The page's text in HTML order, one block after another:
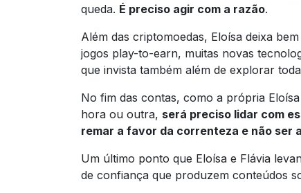
queda. É preciso agir com a razão.
Além das criptomoedas, Eloísa deixa
jogos play-to-earn, muitas novas
que invista também além de explorar
No fim das contas, como a própria Eloísa
hora ou outra, será preciso lidar com
remar a favor da correnteza e não ser
Um último ponto que Eloísa e Flávia
de confiança que produzem conteúdos